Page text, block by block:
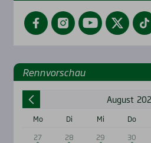
FacebookInstagramYouTubeTwitter
Renn­vor­schau
August
Mo Di Mi Do
27
28 29 30